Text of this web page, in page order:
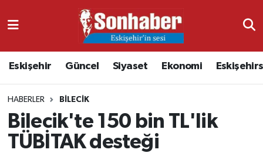
Eskişehir Güncel Siyaset Ekonomi
HABERLER BILECIK
Bilecik'te 150 bin TL'lik
TÜBİTAK desteği
Ekonomi
Güncel
Nöbetçi Eczaneler
Namaz Vakitleri
Trafik Durumu